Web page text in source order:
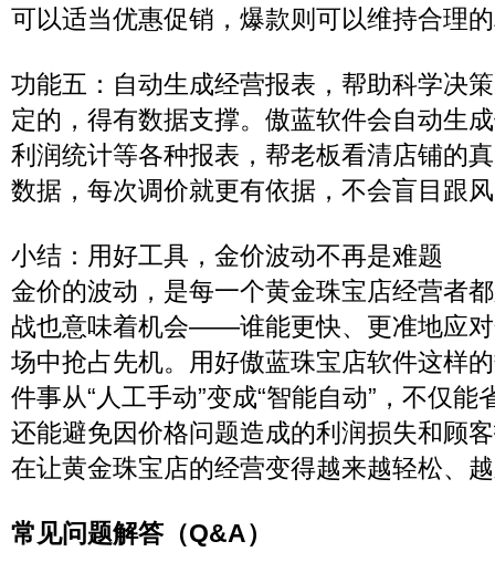
可以适当优惠促销，爆款则可以维持合理
功能五：自动生成经营报表，帮助科学决
定的，得有数据支撑。傲蓝软件会自动生
利润统计等各种报表，帮老板看清店铺的
数据，每次调价就更有依据，不会盲目跟
小结：用好工具，金价波动不再是难题
金价的波动，是每一个黄金珠宝店经营者
战也意味着机会——谁能更快、更准地应
场中抢占先机。用好傲蓝珠宝店软件这样
件事从“人工手动”变成“智能自动”，不仅
还能避免因价格问题造成的利润损失和顾
在让黄金珠宝店的经营变得越来越轻松、
常见问题解答（Q&A）